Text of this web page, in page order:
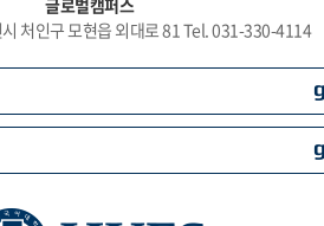
글로벌캠퍼스
처인구 모현읍 외대로 81 Tel. 031-330-4114